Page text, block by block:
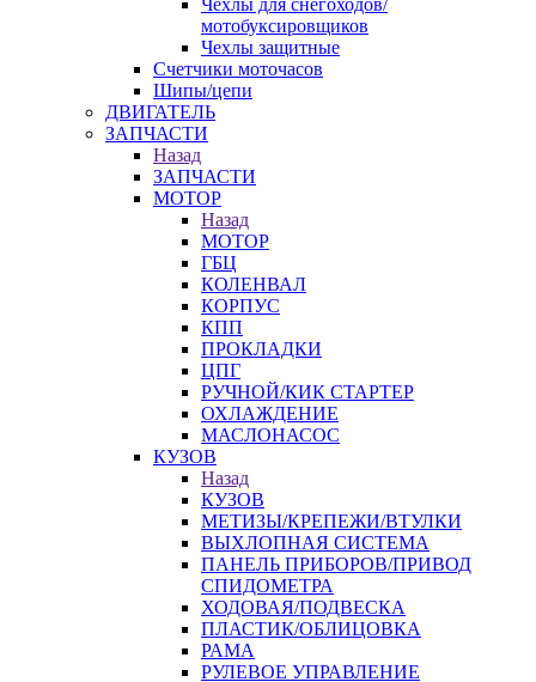
Чехлы для снегоходов/
мотобуксировщиков
Чехлы защитные
Счетчики моточасов
Шипы/цепи
ДВИГАТЕЛЬ
ЗАПЧАСТИ
Назад
ЗАПЧАСТИ
МОТОР
Назад
МОТОР
ГБЦ
КОЛЕНВАЛ
КОРПУС
КПП
ПРОКЛАДКИ
ЦПГ
РУЧНОЙ/КИК СТАРТЕР
ОХЛАЖДЕНИЕ
МАСЛОНАСОС
КУЗОВ
Назад
КУЗОВ
МЕТИЗЫ/КРЕПЕЖИ/ВТУЛКИ
ВЫХЛОПНАЯ СИСТЕМА
ПАНЕЛЬ ПРИБОРОВ/ПРИВОД
СПИДОМЕТРА
ХОДОВАЯ/ПОДВЕСКА
ПЛАСТИК/ОБЛИЦОВКА
РАМА
РУЛЕВОЕ УПРАВЛЕНИЕ